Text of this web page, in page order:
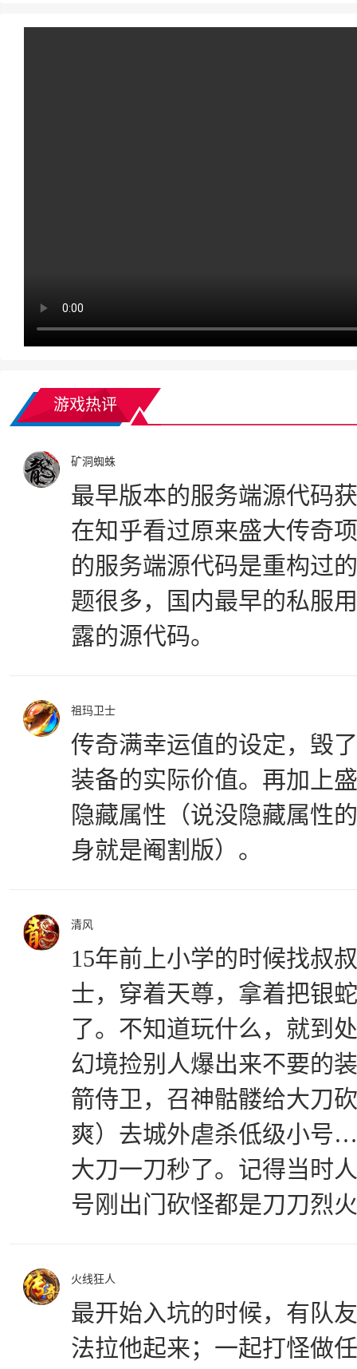
游戏热评
矿洞蜘蛛
最早版本的服务端源代码
在知乎看过原来盛大传奇
的服务端源代码是重构过
题很多，国内最早的私服
露的源代码。
祖玛卫士
传奇满幸运值的设定，毁
装备的实际价值。再加上
隐藏属性（说没隐藏属性
身就是阉割版）。
清风
15年前上小学的时候找叔
士，穿着天尊，拿着把银
了。不知道玩什么，就到
幻境捡别人爆出来不要的
箭侍卫，召神骷髅给大刀
爽）去城外虐杀低级小号
大刀一刀秒了。记得当时
号刚出门砍怪都是刀刀烈
火线狂人
最开始入坑的时候，有队
法拉他起来；一起打怪做